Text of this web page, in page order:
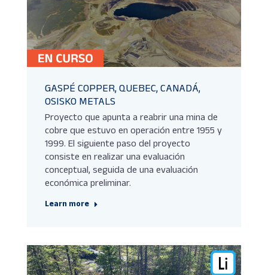
GASPÉ COPPER, QUEBEC, CANADÁ,
OSISKO METALS
Proyecto que apunta a reabrir una mina de
cobre que estuvo en operación entre 1955 y
1999. El siguiente paso del proyecto
consiste en realizar una evaluación
conceptual, seguida de una evaluación
económica preliminar.
Learn more